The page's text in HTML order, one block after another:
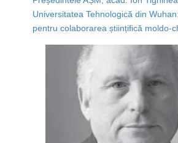
Universitatea Tehnologică din
pentru colaborarea științifică moldo-